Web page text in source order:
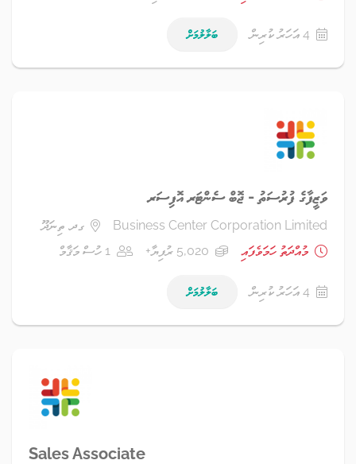
4 އަހަރު ކުރިން ބަލާލުމަށް
ވަޒީފާގެ ފުރުސަތު - ޖޮބް ސެންޓަރ އޮފިސަރ
Business Center Corporation Limited
ގދ. ތިނަދޫ
މުއްދަތު ހަމަވެފައި
5,020 ރުފިޔާ+ 1 ހުސް މަޤާމް
4 އަހަރު ކުރިން ބަލާލުމަށް
Sales Associate